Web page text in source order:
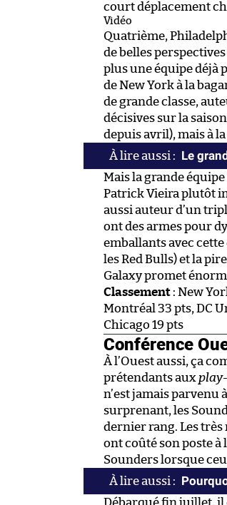
court déplacement
Vidéo
Quatrième,
de belles
plus une équipe déjà
de New York à la
de grande classe,
décisives sur la
depuis avril), mais à
Le
Mais la grande
Patrick Vieira plutôt
aussi auteur d’un
ont des armes pour
emballants avec cette
les Red Bulls) et la
Galaxy promet
Classement : New
Montréal 33 pts, DC
Chicago 19 pts
Conférence
À l’Ouest aussi, ça
prétendants aux
n’est jamais parvenu
surprenant, les
dernier rang. Les très
ont coûté son poste
Sounders lorsque
Débarqué fin juillet, il